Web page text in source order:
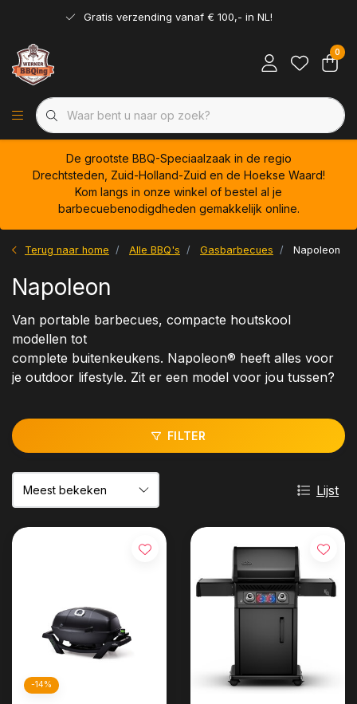
Gratis verzending vanaf € 100,- in NL!
0
De grootste BBQ-Speciaalzaak in de regio
Drechtsteden, Zuid-Holland-Zuid en de Hoekse Waard!
Kom langs in onze winkel of bestel al je
barbecuebenodigdheden gemakkelijk online.
Terug naar home Alle BBQ's Gasbarbecues Napoleon
Napoleon
Van portable barbecues, compacte houtskool
modellen tot
complete buitenkeukens. Napoleon® heeft alles voor
je outdoor lifestyle. Zit er een model voor jou tussen?
FILTER
Lijst
-14%